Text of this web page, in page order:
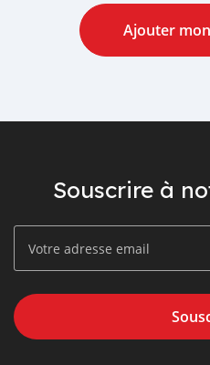
Ajouter
Souscrire à